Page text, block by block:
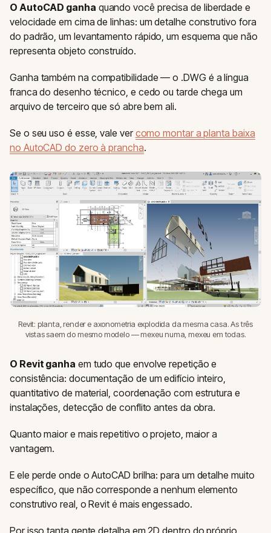
O AutoCAD ganha quando você precisa de liberdade e
velocidade em cima de linhas: um detalhe construtivo fora
do padrão, um levantamento rápido, um esquema que não
representa objeto construído.
Ganha também na compatibilidade — o .DWG é a língua
franca do desenho técnico, e cedo ou tarde chega um
arquivo de terceiro que só abre bem ali.
Se o seu uso é esse, vale vercomo montar a planta baixa
no AutoCAD do zero à prancha.
Revit: planta, render e axonometria explodida da mesma casa. As três
vistas saem do mesmo modelo — mexeu numa, mexeu em todas.
O Revit ganha em tudo que envolve repetição e
consistência: documentação de um edifício inteiro,
quantitativo de material, coordenação com estrutura e
instalações, detecção de conflito antes da obra.
Quanto maior e mais repetitivo o projeto, maior a
vantagem.
E ele perde onde o AutoCAD brilha: para um detalhe muito
específico, que não corresponde a nenhum elemento
construtivo real, o Revit é mais engessado.